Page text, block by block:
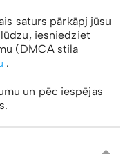
saturs pārkāpj jūsu
iesniedziet
(DMCA stila
.
un pēc iespējas